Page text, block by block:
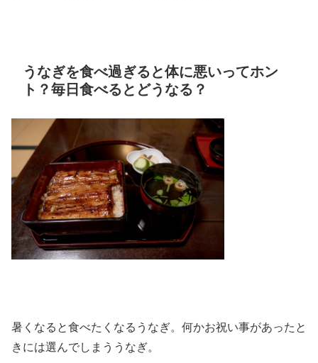
うなぎを食べ過ぎると体に悪いってホン
ト？毎日食べるとどうなる？
暑くなると食べたくなるうなぎ。何かお祝い事があったと
きには選んでしまううなぎ。